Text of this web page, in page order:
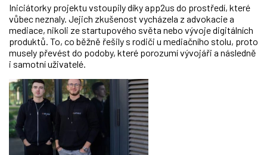
Iniciátorky projektu vstoupily díky app2us do prostředí, které
vůbec neznaly. Jejich zkušenost vycházela z advokacie a
mediace, nikoli ze startupového světa nebo vývoje digitálních
produktů. To, co běžně řešily s rodiči u mediačního stolu, proto
musely převést do podoby, které porozumí vývojáři a následně
i samotní uživatelé.